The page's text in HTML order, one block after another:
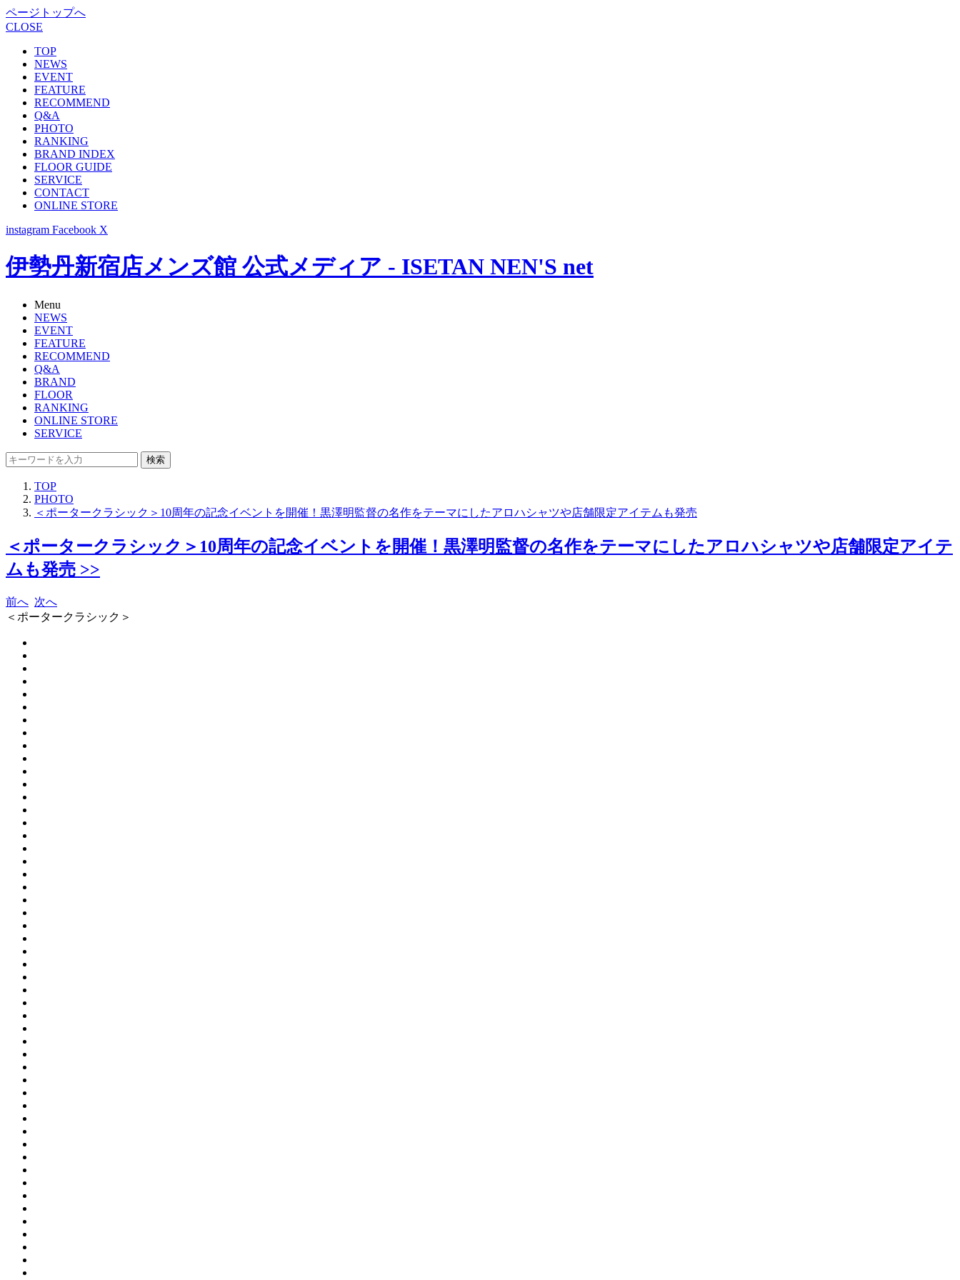
ページトップへ
CLOSE
TOP
NEWS
EVENT
FEATURE
RECOMMEND
Q&A
PHOTO
RANKING
BRAND INDEX
FLOOR GUIDE
SERVICE
CONTACT
ONLINE STORE
instagram Facebook X
伊勢丹新宿店メンズ館 公式メディア - ISETAN NEN'S net
Menu
NEWS
EVENT
FEATURE
RECOMMEND
Q&A
BRAND
FLOOR
RANKING
ONLINE STORE
SERVICE
検索
TOP
PHOTO
＜ポータークラシック＞10周年の記念イベントを開催！黒澤明監督の名作をテーマにしたアロハシャツや店舗限定アイテムも発売
＜ポータークラシック＞10周年の記念イベントを開催！黒澤明監督の名作をテーマにしたアロハシャツや店舗限定アイテ
ムも発売 >>
前へ 次へ
＜ポータークラシック＞